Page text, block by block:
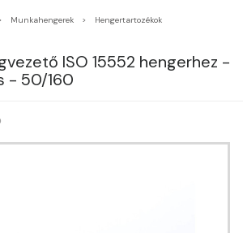
Munkahengerek
Hengertartozékok
ISO 15552 hengerhez -
- 50/160